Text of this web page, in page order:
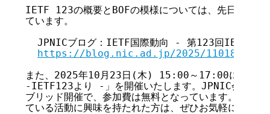
IETF 123の概要とBOFの模様については、先日公開し
ています。
JPNICブログ：IETF国際動向 - 第123回IETFミー
https://blog.nic.ad.jp/2025/11018/
また、2025年10月23日(木) 15:00～17:00には「
-IETF123より -」を開催いたします。JPNIC会議室お
ブリッド開催で、参加費は無料となっています。本稿
ている活動に興味を持たれた方は、ぜひお気軽にご参加